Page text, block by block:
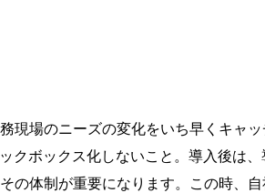
現場のニーズの変化をいち早くキャ
クボックス化しないこと。導入後は
の体制が重要になります。この時、